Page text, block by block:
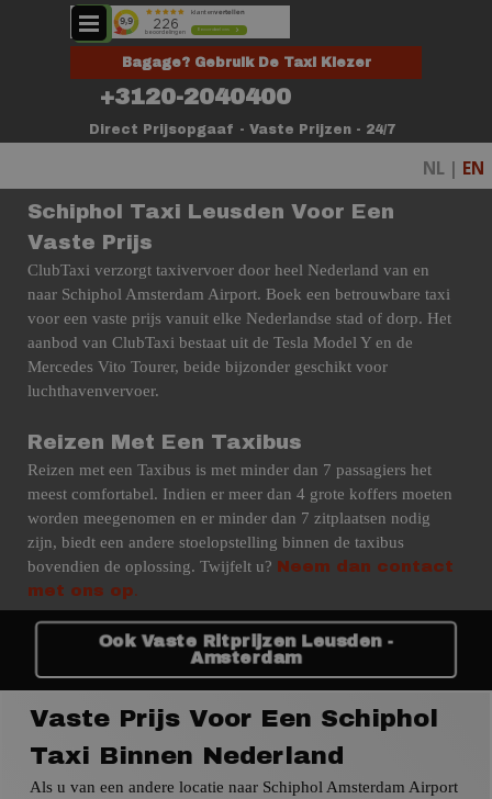
Ga naar de inhoud
Bagage? Gebruik De Taxi Kiezer
+3120-2040400
Direct Prijsopgaaf - Vaste Prijzen - 24/7
Menu overslaan
NL | EN
Schiphol Taxi Leusden Voor Een
Vaste Prijs
ClubTaxi verzorgt taxivervoer door heel Nederland van en
naar Schiphol Amsterdam Airport. Boek een betrouwbare taxi
voor een vaste prijs vanuit elke Nederlandse stad of dorp. Het
aanbod van ClubTaxi bestaat uit de Tesla Model Y en de
Mercedes Vito Tourer, beide bijzonder geschikt voor
luchthavenvervoer.
Reizen Met Een Taxibus
Reizen met een Taxibus is met minder dan 7 passagiers het
meest comfortabel. Indien er meer dan 4 grote koffers moeten
worden meegenomen en er minder dan 7 zitplaatsen nodig
zijn, biedt een andere stoelopstelling binnen de taxibus
bovendien de oplossing. Twijfelt u? Neem dan contact
met ons op.
Ook Vaste Ritprijzen Leusden -
Amsterdam
Vaste Prijs Voor Een Schiphol
Taxi Binnen Nederland
Als u van een andere locatie naar Schiphol Amsterdam Airport